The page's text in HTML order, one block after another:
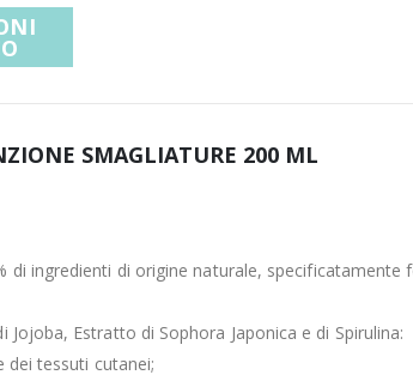
SMAGLIATURE 200 ML
di ingredienti di origine naturale,
Estratto di Sophora Japonica e di Spirulina:
dei tessuti cutanei;